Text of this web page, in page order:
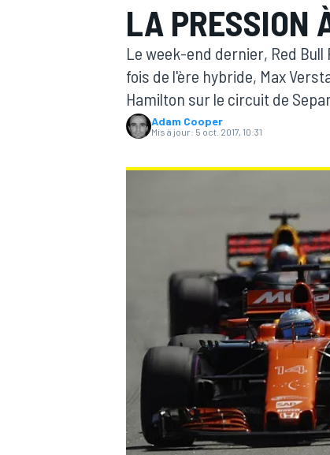
MOTOGP
LA PRESSION
Le week-end dernier, Red
fois de l'ère hybride, Max
Hamilton sur le circuit de
Adam Cooper
Mis à jour: 5 oct. 2017, 10:31